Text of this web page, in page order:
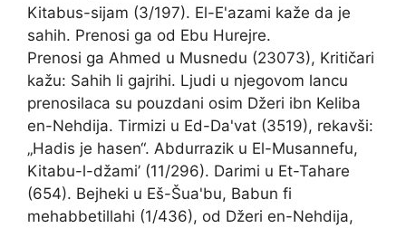
Kitabus-sijam (3/197). El-E'azami kaže da je
sahih. Prenosi ga od Ebu Hurejre.
Prenosi ga Ahmed u Musnedu (23073), Kritičari
kažu: Sahih li gajrihi. Ljudi u njegovom lancu
prenosilaca su pouzdani osim Džeri ibn Keliba
en-Nehdija. Tirmizi u Ed-Da'vat (3519), rekavši:
„Hadis je hasen“. Abdurrazik u El-Musannefu,
Kitabu-l-džami’ (11/296). Darimi u Et-Tahare
(654). Bejheki u Eš-Šua'bu, Babun fi
mehabbetillahi (1/436), od Džeri en-Nehdija,